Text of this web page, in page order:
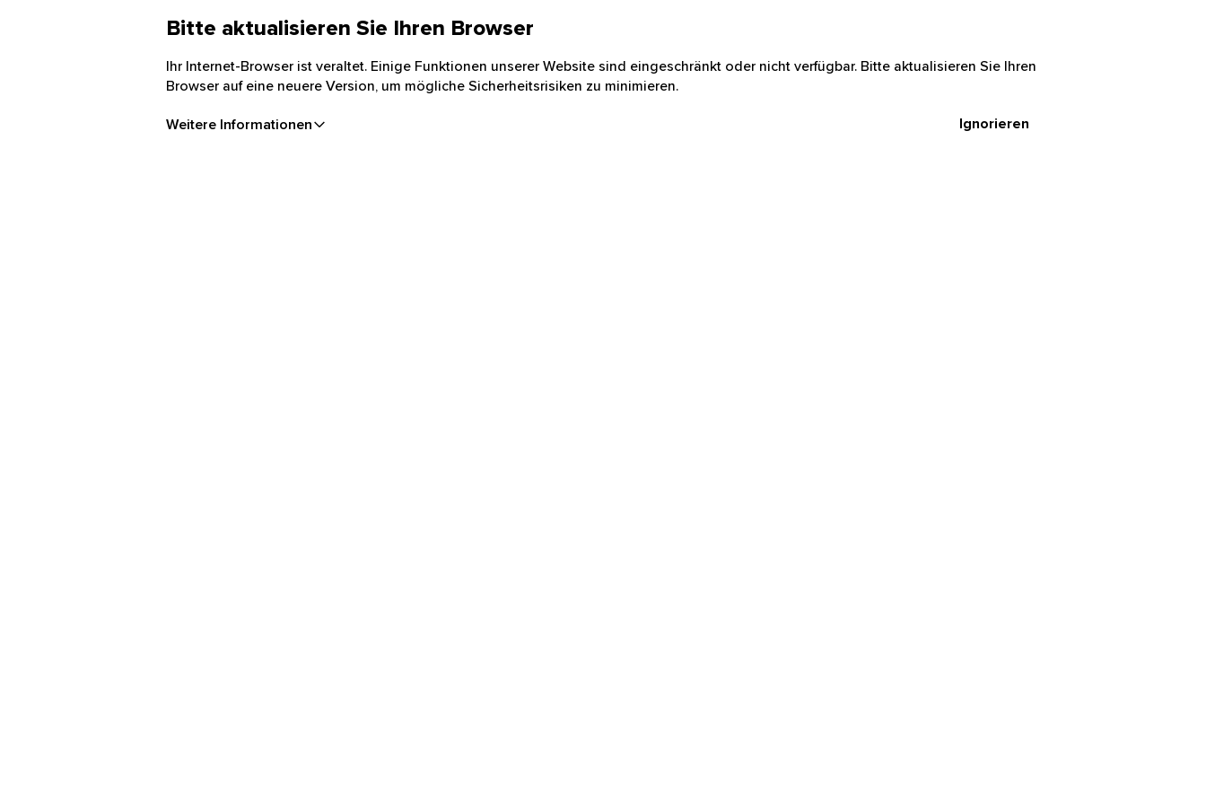
Bitte aktualisieren Sie Ihren Browser
Ihr Internet-Browser ist veraltet. Einige Funktionen unserer Website sind eingeschränkt oder nicht verfügbar. Bitte aktualisieren Sie Ihren
Browser auf eine neuere Version, um mögliche Sicherheitsrisiken zu minimieren.
Weitere Informationen Ignorieren